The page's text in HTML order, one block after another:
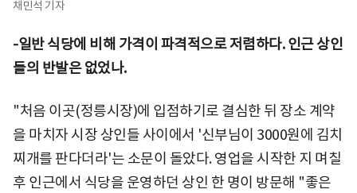
채민석 기자
-일반 식당에 비해 가격이 파격적으로 저렴하다. 인근 상인
들의 반발은 없었나.
"처음 이곳(정릉시장)에 입점하기로 결심한 뒤 장소 계약
을 마치자 시장 상인들 사이에서 '신부님이 3000원에 김치
찌개를 판다더라'는 소문이 돌았다. 영업을 시작한 지 며칠
후 인근에서 식당을 운영하던 상인 한 명이 방문해 "좋은